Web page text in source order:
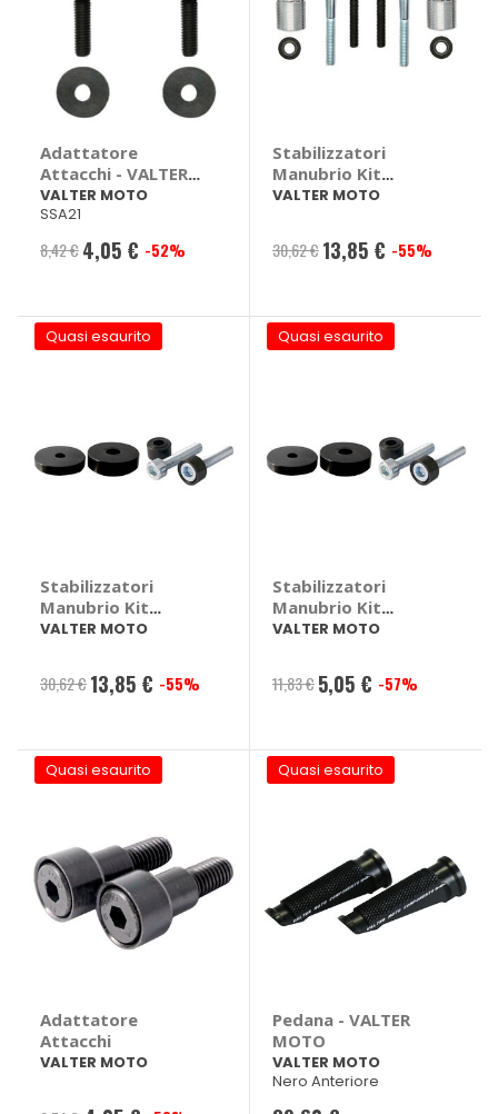
Adattatore
Attacchi - VALTER
MOTO Yamaha
MT10, R1
VALTER MOTO
SSA21
8,42 € Prezzo
4,05 € -52%
Stabilizzatori
Manubrio Kit
attacchi - VALTER
ZX, ZX-10R
VALTER MOTO
30,62 € Prezzo
13,85 € -55%
Quasi esaurito
Stabilizzatori
Manubrio Kit
attacchi - VALTER
ER6 N, ZX, ZX-10R
VALTER MOTO
30,62 € Prezzo
13,85 € -55%
Quasi esaurito
Stabilizzatori
Manubrio Kit
attacchi Triumph
2007>2012 -
VALTER MOTO
VALTER MOTO
11,83 € Prezzo
5,05 € -57%
Quasi esaurito
Adattatore
Attacchi
VALTER MOTO
Quasi esaurito
Pedana - VALTER
MOTO
VALTER MOTO
Nero Anteriore